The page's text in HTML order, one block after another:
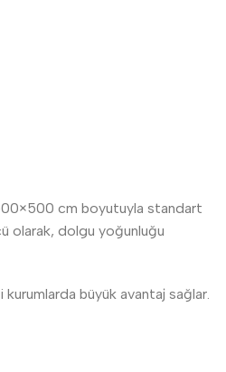
cm boyutuyla standart
olarak, dolgu yoğunluğu
kurumlarda büyük avantaj sağlar.